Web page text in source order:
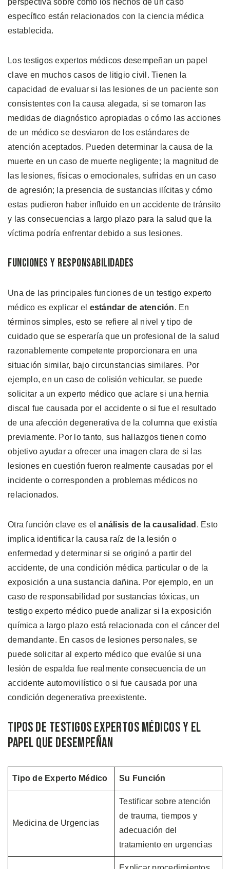
específico están relacionados con la ciencia médica
establecida.
Los testigos expertos médicos desempeñan un papel
clave en muchos casos de litigio civil. Tienen la
capacidad de evaluar si las lesiones de un paciente son
consistentes con la causa alegada, si se tomaron las
medidas de diagnóstico apropiadas o cómo las acciones
de un médico se desviaron de los estándares de
atención aceptados. Pueden determinar la causa de la
muerte en un caso de muerte negligente; la magnitud de
las lesiones, físicas o emocionales, sufridas en un caso
de agresión; la presencia de sustancias ilícitas y cómo
estas pudieron haber influido en un accidente de tránsito
y las consecuencias a largo plazo para la salud que la
víctima podría enfrentar debido a sus lesiones.
Funciones y Responsabilidades
Una de las principales funciones de un testigo experto
médico es explicar el estándar de atención. En
términos simples, esto se refiere al nivel y tipo de
cuidado que se esperaría que un profesional de la salud
razonablemente competente proporcionara en una
situación similar, bajo circunstancias similares. Por
ejemplo, en un caso de colisión vehicular, se puede
solicitar a un experto médico que aclare si una hernia
discal fue causada por el accidente o si fue el resultado
de una afección degenerativa de la columna que existía
previamente. Por lo tanto, sus hallazgos tienen como
objetivo ayudar a ofrecer una imagen clara de si las
lesiones en cuestión fueron realmente causadas por el
incidente o corresponden a problemas médicos no
relacionados.
Otra función clave es elanálisis de la causalidad . Esto
implica identificar la causa raíz de la lesión o
enfermedad y determinar si se originó a partir del
accidente, de una condición médica particular o de la
exposición a una sustancia dañina. Por ejemplo, en un
caso de responsabilidad por sustancias tóxicas, un
testigo experto médico puede analizar si la exposición
química a largo plazo está relacionada con el cáncer del
demandante. En casos de lesiones personales, se
puede solicitar al experto médico que evalúe si una
lesión de espalda fue realmente consecuencia de un
accidente automovilístico o si fue causada por una
condición degenerativa preexistente.
Tipos de Testigos Expertos Médicos y el
Papel que Desempeñan
Tipo de Experto Médico Su Función
Medicina de Urgencias
Testificar sobre atención
de trauma, tiempos y
adecuación del
tratamiento en urgencias